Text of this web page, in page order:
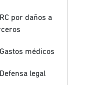
por daños a
médicos
legal